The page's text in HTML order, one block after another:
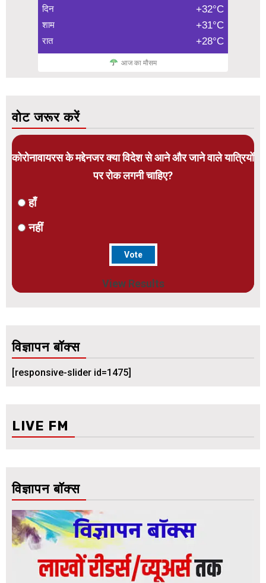
दिन +32°C
शाम +31°C
रात +28°C
आज का मौसम
वोट जरूर करें
कोरोनावायरस के मद्देनजर क्या विदेश से आने और जाने वाले यात्रियों
पर रोक लगनी चाहिए?
हाँ
नहीं
View Results
विज्ञापन बॉक्स
[responsive-slider id=1475]
LIVE FM
विज्ञापन बॉक्स